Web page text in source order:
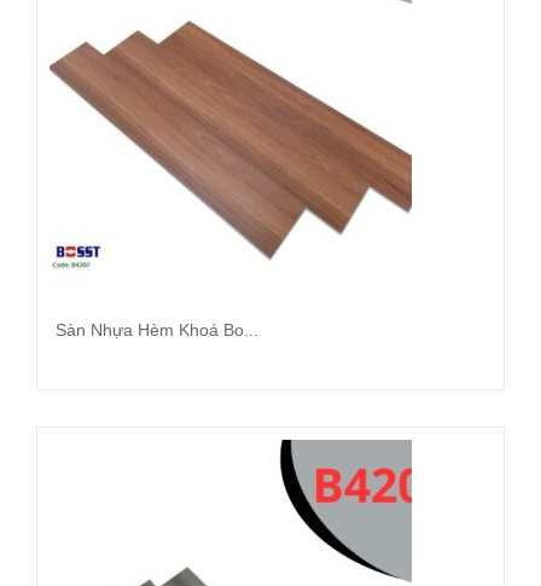
Sàn Nhựa Hèm Khoá Bo...